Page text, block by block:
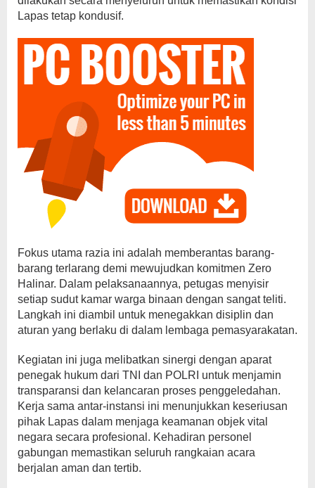
Lapas tetap kondusif.
Fokus utama razia ini adalah memberantas barang-
barang terlarang demi mewujudkan komitmen Zero
Halinar. Dalam pelaksanaannya, petugas menyisir
setiap sudut kamar warga binaan dengan sangat teliti.
Langkah ini diambil untuk menegakkan disiplin dan
aturan yang berlaku di dalam lembaga pemasyarakatan.
Kegiatan ini juga melibatkan sinergi dengan aparat
penegak hukum dari TNI dan POLRI untuk menjamin
transparansi dan kelancaran proses penggeledahan.
Kerja sama antar-instansi ini menunjukkan keseriusan
pihak Lapas dalam menjaga keamanan objek vital
negara secara profesional. Kehadiran personel
gabungan memastikan seluruh rangkaian acara
berjalan aman dan tertib.